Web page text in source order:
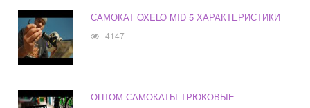
САМОКАТ OXELO MID 5 ХАРАКТЕРИСТИКИ
4147
ОПТОМ САМОКАТЫ ТРЮКОВЫЕ